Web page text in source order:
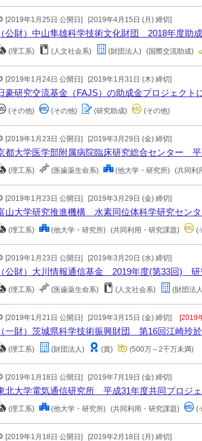
[2019年1月25日 公開日] [2019年4月15日 (月) 締切]
（公財）中山隼雄科学技術文化財団 2018年度
(理工系) (人文社会系) (財団法人) (国際交流助成)
[2019年1月24日 公開日] [2019年1月31日 (木) 締切]
豪研究交流基金（FAJS）の助成金プロジェクト
(その他) (その他) (研究助成) (その他)
[2019年1月23日 公開日] [2019年3月29日 (金) 締切]
都大学医学部附属病院臨床研究総合センター
(理工系) (医歯薬生命系) (他大学・研究所) (共同利
[2019年1月23日 公開日] [2019年3月29日 (金) 締切]
山大学研究推進機構 水素同位体科学研究セン
(理工系) (他大学・研究所) (共同利用・研究課題) (
[2019年1月23日 公開日] [2019年3月20日 (水) 締切]
（公財）大川情報通信基金 2019年度(第33回) 研
(理工系) (医歯薬生命系) (人文社会系) (財団法
[2019年1月21日 公開日] [2019年3月15日 (金) 締切] [2019
（一財）茨城県科学技術振興財団 第16回江崎玲
(理工系) (財団法人) (賞) (500万～2千万未満)
[2019年1月18日 公開日] [2019年7月19日 (金) 締切]
北大学電気通信研究所 平成31年度共同プロジ
(理工系) (他大学・研究所) (共同利用・研究課題) (
[2019年1月18日 公開日] [2019年2月18日 (月) 締切]